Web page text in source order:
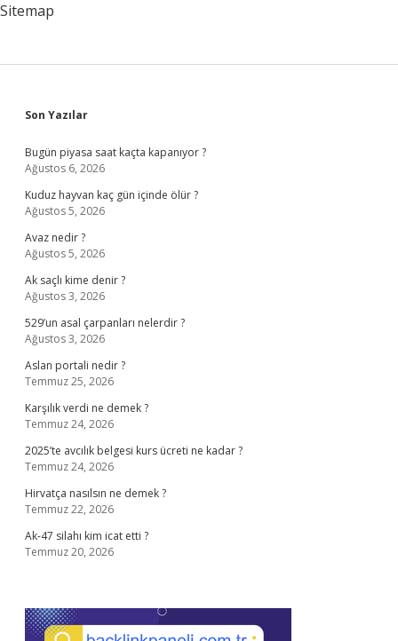
Sitemap
Sidebar
Son Yazılar
Bugün piyasa saat kaçta kapanıyor ?
Ağustos 6, 2026
Kuduz hayvan kaç gün içinde ölür ?
Ağustos 5, 2026
Avaz nedir ?
Ağustos 5, 2026
Ak saçlı kime denir ?
Ağustos 3, 2026
529’un asal çarpanları nelerdir ?
Ağustos 3, 2026
Aslan portali nedir ?
Temmuz 25, 2026
Karşılık verdi ne demek ?
Temmuz 24, 2026
2025’te avcılık belgesi kurs ücreti ne kadar ?
Temmuz 24, 2026
Hirvatça nasılsın ne demek ?
Temmuz 22, 2026
Ak-47 silahı kim icat etti ?
Temmuz 20, 2026